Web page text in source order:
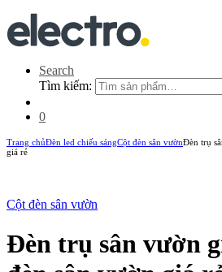
Search
Tìm kiếm:
0
Trang chủĐèn led chiếu sángCột đèn sân vườnĐèn trụ
giá rẻ
New
Cột đèn sân vườn
Đèn trụ sân vườn